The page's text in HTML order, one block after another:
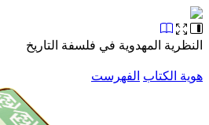
المهدوية في فلسفة التاريخ
الفهرست